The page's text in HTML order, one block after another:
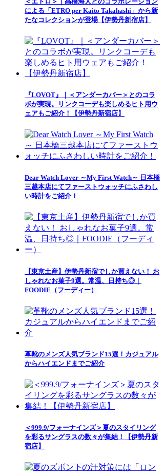
による「ETRO per Kaito Takahashi」から新
たなコレクションが登場【伊勢丹新宿店】
『LOVOT』｜＜アンダーカバー＞とのコラ
ボが実現。リンクコーデも楽しめるヒト用ウ
ェアもご紹介！【伊勢丹新宿店】
Dear Watch Lover ～My First Watch～ 日本橋
三越本店にてファーストウォッチにふさわし
い時計をご紹介！
【東京土産】伊勢丹新宿でしか買えない！ お
しゃれなお菓子9選。常温、日持ち◎｜
FOODIE（フーディー）
革靴のメンズ人気ブランド15選！カジュアル
からハイエンドまでご紹介
＜999.9/フォーナインズ＞夏のスタイリング
を彩るサングラスの数々が集結！【伊勢丹新
宿店】